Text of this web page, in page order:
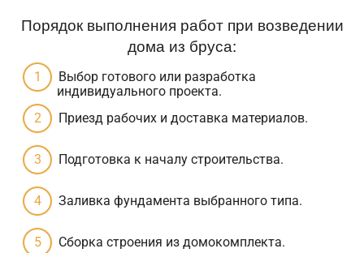
Порядок выполнения работ при возведении
дома из бруса:
Выбор готового или разработка
индивидуального проекта.
Приезд рабочих и доставка материалов.
Подготовка к началу строительства.
Заливка фундамента выбранного типа.
Сборка строения из домокомплекта.